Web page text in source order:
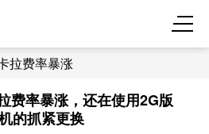
拉费率暴涨
费率暴涨，还在使用2G版
的抓紧更换